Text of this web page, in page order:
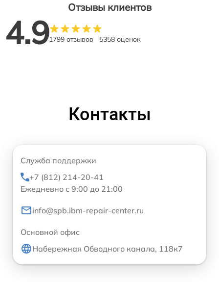
Отзывы клиентов
4.91799 отзывов 5358 оценок
Контакты
Служба поддержки
+7 (812) 214-20-41
Ежедневно с 9:00 до 21:00
info@spb.ibm-repair-center.ru
Основной офис
Набережная Обводного канала, 118к7